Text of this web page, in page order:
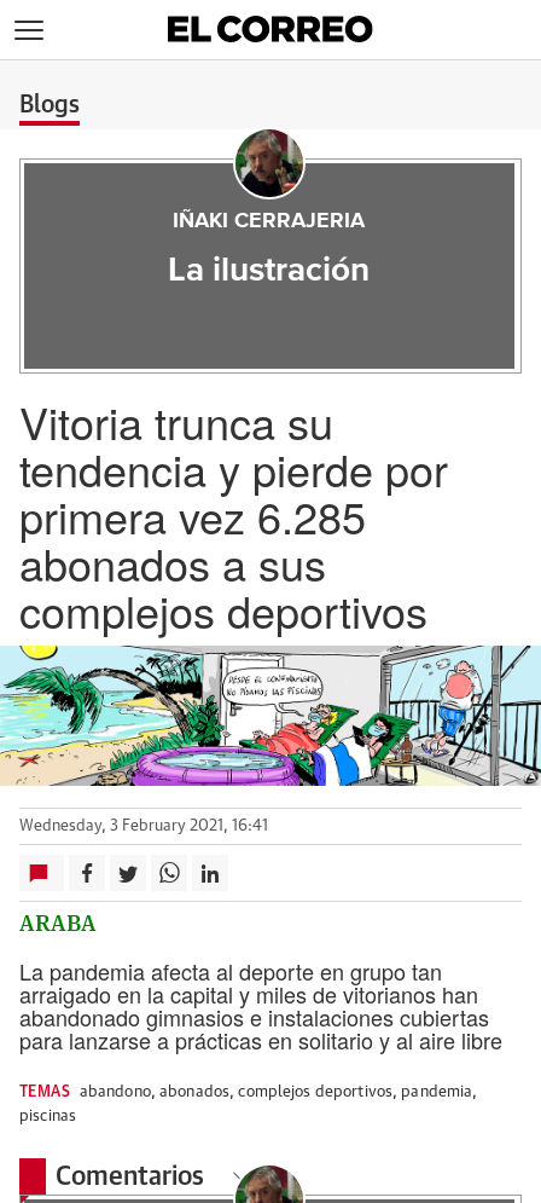
Blogs
IÑAKI CERRAJERIA
La ilustración
Vitoria trunca su
tendencia y pierde por
primera vez 6.285
abonados a sus
complejos deportivos
Wednesday, 3 February 2021, 16:41
ARABA
La pandemia afecta al deporte en grupo tan
arraigado en la capital y miles de vitorianos han
abandonado gimnasios e instalaciones cubiertas
para lanzarse a prácticas en solitario y al aire libre
TEMAS abandono,abonados,complejos deportivos, pandemia,
piscinas
Comentarios